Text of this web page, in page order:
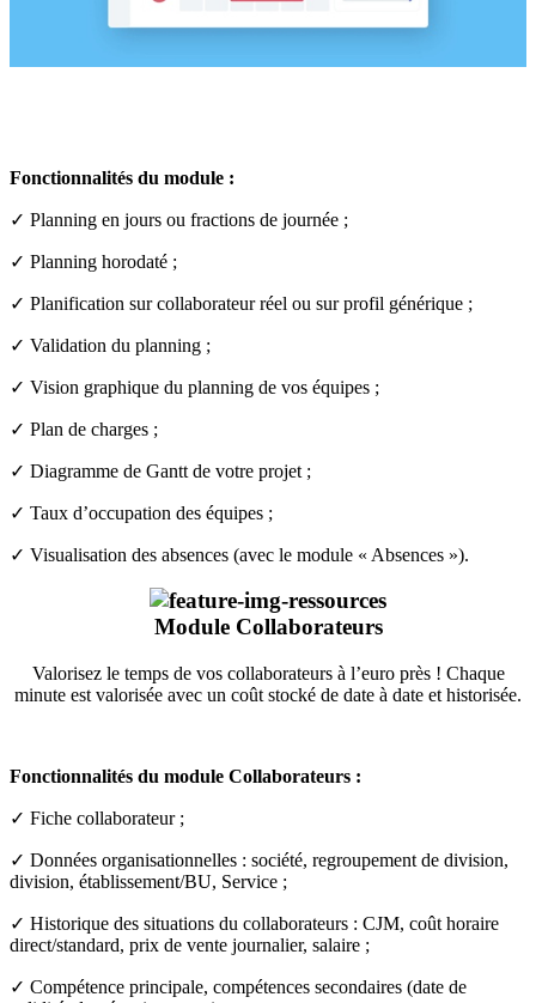
Fonctionnalités du module :
✓ Planning en jours ou fractions de journée ;
✓ Planning horodaté ;
✓ Planification sur collaborateur réel ou sur profil générique ;
✓ Validation du planning ;
✓ Vision graphique du planning de vos équipes ;
✓ Plan de charges ;
✓ Diagramme de Gantt de votre projet ;
✓ Taux d’occupation des équipes ;
✓ Visualisation des absences (avec le module « Absences »).
Module Collaborateurs
Valorisez le temps de vos collaborateurs à l’euro près ! Chaque
minute est valorisée avec un coût stocké de date à date et historisée.
Fonctionnalités du module Collaborateurs :
✓ Fiche collaborateur ;
✓ Données organisationnelles : société, regroupement de division,
division, établissement/BU, Service ;
✓ Historique des situations du collaborateurs : CJM, coût horaire
direct/standard, prix de vente journalier, salaire ;
✓ Compétence principale, compétences secondaires (date de